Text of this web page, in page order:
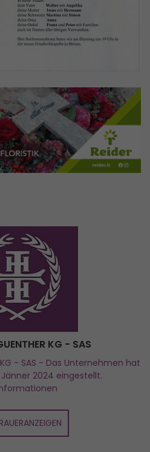
KG - SAS
KG - SAS - Das Unternehmen hat
2024 eingestellt.